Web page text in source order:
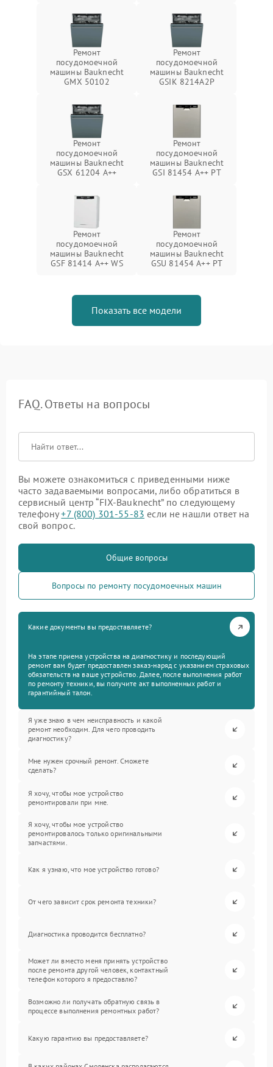
Ремонт
посудомоечной
машины Bauknecht
GMX 50102
Ремонт
посудомоечной
машины Bauknecht
GSIK 8214A2P
Ремонт
посудомоечной
машины Bauknecht
GSX 61204 A++
Ремонт
посудомоечной
машины Bauknecht
GSI 81454 A++ PT
Ремонт
посудомоечной
машины Bauknecht
GSF 81414 A++ WS
Ремонт
посудомоечной
машины Bauknecht
GSU 81454 A++ PT
Показать все модели
FAQ. Ответы на вопросы
Вы можете ознакомиться с приведенными ниже
часто задаваемыми вопросами, либо обратиться в
сервисный центр “FIX-Bauknecht” по следующему
телефону+7 (800) 301-55-83 если не нашли ответ на
свой вопрос.
Общие вопросы
Вопросы по ремонту посудомоечных машин
Какие документы вы предоставляете?
На этапе приема устройства на диагностику и последующий
ремонт вам будет предоставлен заказ-наряд с указанием страховых
обязательств на ваше устройство. Далее, после выполнения работ
по ремонту техники, вы получите акт выполненных работ и
гарантийный талон.
Я уже знаю в чем неисправность и какой
ремонт необходим. Для чего проводить
диагностику?
Мне нужен срочный ремонт. Сможете
сделать?
Я хочу, чтобы мое устройство
ремонтировали при мне.
Я хочу, чтобы мое устройство
ремонтировалось только оригинальными
запчастями.
Как я узнаю, что мое устройство готово?
От чего зависит срок ремонта техники?
Диагностика проводится бесплатно?
Может ли вместо меня принять устройство
после ремонта другой человек, контактный
телефон которого я предоставлю?
Возможно ли получать обратную связь в
процессе выполнения ремонтных работ?
Какую гарантию вы предоставляете?